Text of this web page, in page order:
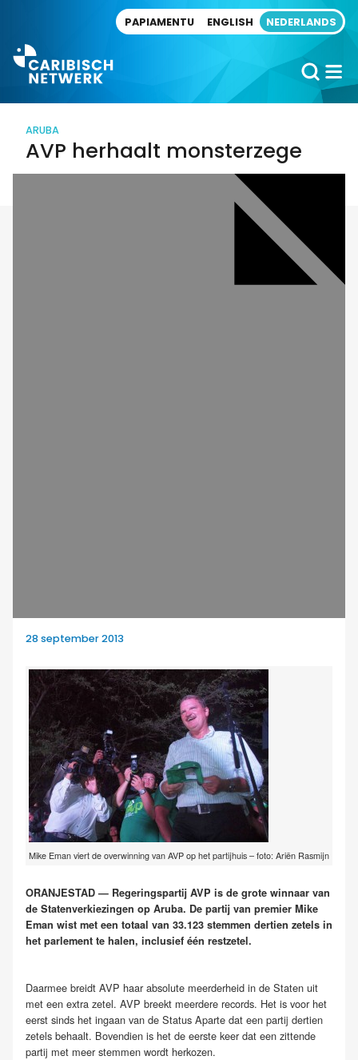
PAPIAMENTU ENGLISH NEDERLANDS
ARUBA
AVP herhaalt monsterzege
28 september 2013
Mike Eman viert de overwinning van AVP op het partijhuis – foto: Ariën Rasmijn
ORANJESTAD — Regeringspartij AVP is de grote winnaar van
de Statenverkiezingen op Aruba. De partij van premier Mike
Eman wist met een totaal van 33.123 stemmen dertien zetels in
het parlement te halen, inclusief één restzetel.
Daarmee breidt AVP haar absolute meerderheid in de Staten uit
met een extra zetel. AVP breekt meerdere records. Het is voor het
eerst sinds het ingaan van de Status Aparte dat een partij dertien
zetels behaalt. Bovendien is het de eerste keer dat een zittende
partij met meer stemmen wordt herkozen.